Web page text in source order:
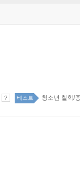
베스트 청소년 철학/